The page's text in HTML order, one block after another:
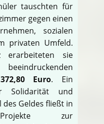
tauschten für
gegen einen
sozialen
privaten Umfeld.
erarbeiteten sie
Euro. Ein
Solidarität und
Geldes fließt in
zur